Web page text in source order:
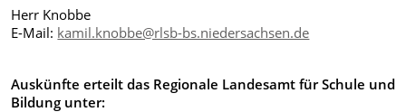
Herr Knobbe
E-Mail: kamil.knobbe@rlsb-bs.niedersachsen.de
Auskünfte erteilt das Regionale Landesamt für Schule und
Bildung unter: